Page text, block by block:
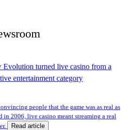
Evolution turned live casino from a
entertainment category
people that the game was as real as
2006, live casino meant streaming a real
Read article